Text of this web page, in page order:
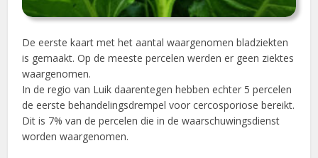
De eerste kaart met het aantal waargenomen bladziekten
is gemaakt. Op de meeste percelen werden er geen ziektes
waargenomen.
In de regio van Luik daarentegen hebben echter 5 percelen
de eerste behandelingsdrempel voor cercosporiose bereikt.
Dit is 7% van de percelen die in de waarschuwingsdienst
worden waargenomen.